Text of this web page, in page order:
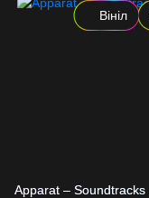
Вініл
Apparat – Soundtracks